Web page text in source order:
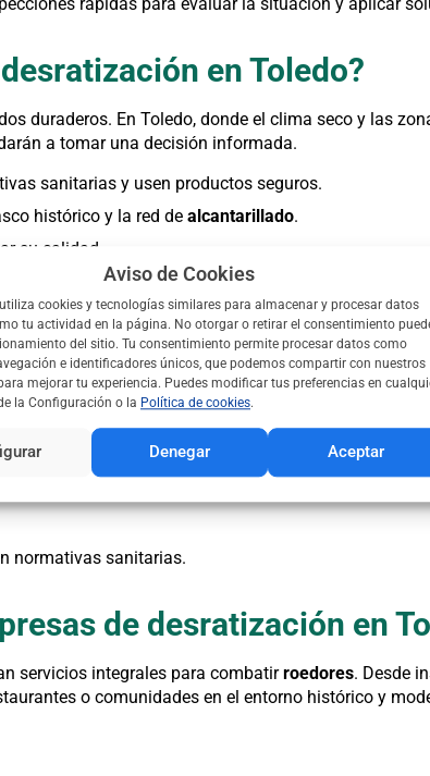
Aviso de Cookies
cookies y tecnologías similares para almacenar y procesar datos
tu actividad en la página. No otorgar o retirar el consentimiento
del sitio. Tu consentimiento permite procesar datos como
e identificadores únicos, que podemos compartir con nuestros
mejorar tu experiencia. Puedes modificar tus preferencias en
la Configuración o la Política de cookies.
Aceptar
Denegar
rápidas para evaluar la situación y aplicar
en Toledo?
duraderos. En Toledo, donde el clima seco y las
a tomar una decisión informada.
sanitarias y usen productos seguros.
histórico y la red de alcantarillado.
su calidad.
o comunidades.
especializada en
beneficios. En Toledo, las empresas asociadas a
tu propiedad y tu tranquilidad.
el medio ambiente.
normativas sanitarias.
de desratización en
servicios integrales para combatirroedores. Desde
o comunidades en el entorno histórico y